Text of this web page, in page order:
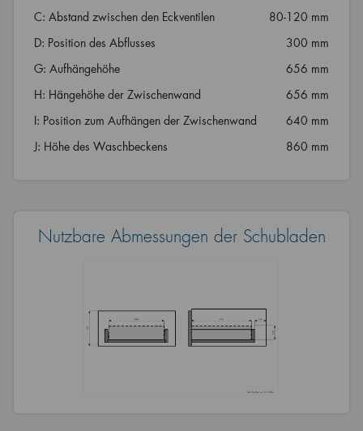
C: Abstand zwischen den Eckventilen
80-120 mm
D: Position des Abflusses
300 mm
G: Aufhängehöhe
656 mm
H: Hängehöhe der Zwischenwand
656 mm
I: Position zum Aufhängen der Zwischenwand
640 mm
J: Höhe des Waschbeckens
860 mm
Nutzbare Abmessungen der Schubladen